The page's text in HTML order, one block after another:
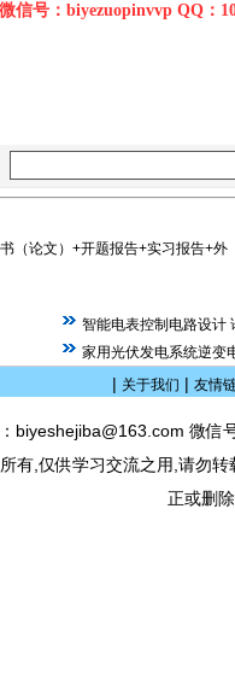
微信号：biyezuopinvvp QQ
（论文）+开题报告+实习报告+外
智能电表控制电路设计
家用光伏发电系统逆变
| 关于我们 | 友情
biyeshejiba@163.com 微
有,仅供学习交流之用,请勿
正或删